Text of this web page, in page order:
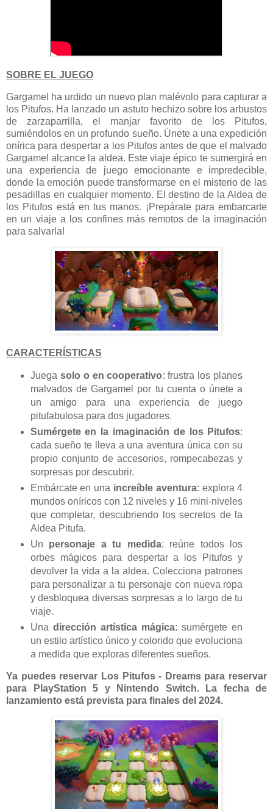
SOBRE EL JUEGO
Gargamel ha urdido un nuevo plan malévolo para capturar a
los Pitufos. Ha lanzado un astuto hechizo sobre los arbustos
de zarzaparrilla, el manjar favorito de los Pitufos,
sumiéndolos en un profundo sueño. Únete a una expedición
onírica para despertar a los Pitufos antes de que el malvado
Gargamel alcance la aldea. Este viaje épico te sumergirá en
una experiencia de juego emocionante e impredecible,
donde la emoción puede transformarse en el misterio de las
pesadillas en cualquier momento. El destino de la Aldea de
los Pitufos está en tus manos. ¡Prepárate para embarcarte
en un viaje a los confines más remotos de la imaginación
para salvarla!
CARACTERÍSTICAS
Juega solo o en cooperativo: frustra los planes
malvados de Gargamel por tu cuenta o únete a
un amigo para una experiencia de juego
pitufabulosa para dos jugadores.
Sumérgete en la imaginación de los Pitufos:
cada sueño te lleva a una aventura única con su
propio conjunto de accesorios, rompecabezas y
sorpresas por descubrir.
Embárcate en una increíble aventura: explora 4
mundos oníricos con 12 niveles y 16 mini-niveles
que completar, descubriendo los secretos de la
Aldea Pitufa.
Un personaje a tu medida: reúne todos los
orbes mágicos para despertar a los Pitufos y
devolver la vida a la aldea. Colecciona patrones
para personalizar a tu personaje con nueva ropa
y desbloquea diversas sorpresas a lo largo de tu
viaje.
Una dirección artística mágica: sumérgete en
un estilo artístico único y colorido que evoluciona
a medida que exploras diferentes sueños.
Ya puedes reservar Los Pitufos - Dreams para reservar
para PlayStation 5 y Nintendo Switch. La fecha de
lanzamiento está prevista para finales del 2024.